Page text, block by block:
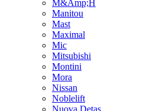
M&Amp;H
Manitou
Mast
Maximal
Mic
Mitsubishi
Montini
Mora
Nissan
Noblelift
Nuova Detas